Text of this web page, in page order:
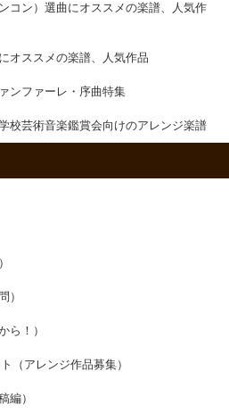
コン）選曲にオススメの楽譜、人気作
オススメの楽譜、人気作品
ンファーレ・序曲特集
校芸術音楽鑑賞会向けのアレンジ楽譜
）
ら！）
（アレンジ作品募集）
編）